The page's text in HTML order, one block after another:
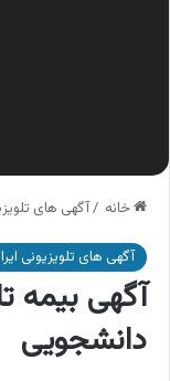
خانه /آگهی های
آگهی های تلویزیونی
آگهی بیمه
دانشجویی